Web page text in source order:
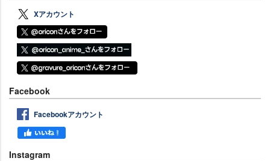
Xアカウント
Facebook
Facebookアカウント
Instagram